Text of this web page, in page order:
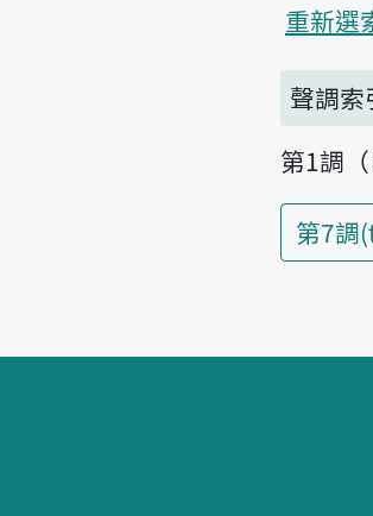
重新選
聲調索
第1調（
第7調